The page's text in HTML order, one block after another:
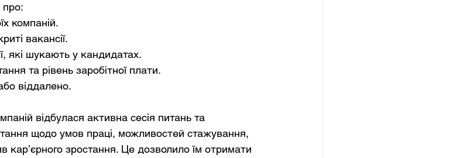
про:
компаній.
вакансії.
які шукають у кандидатах.
та рівень заробітної плати.
віддалено.
відбулася активна сесія питань та
щодо умов праці, можливостей стажування,
кар’єрного зростання. Це дозволило їм отримати